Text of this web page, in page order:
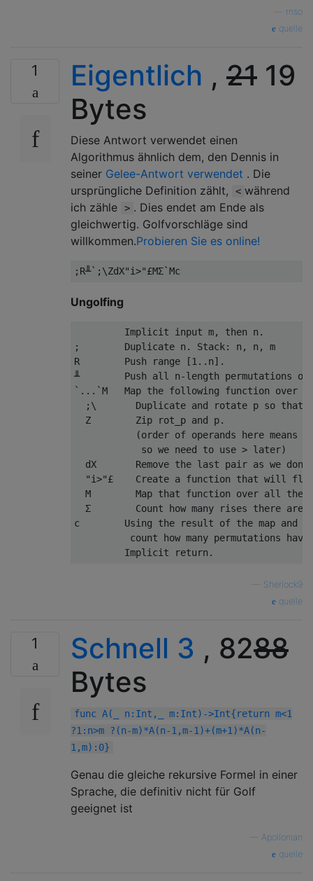
rnso
quelle
1 Eigentlich , 21 19
Bytes
Diese Antwort verwendet einen
Algorithmus ähnlich dem, den Dennis in
seiner Gelee-Antwort verwendet . Die
ursprüngliche Definition zählt,
< während
ich zähle
> . Dies endet am Ende als
gleichwertig. Golfvorschläge sind
willkommen.Probieren Sie es online!
Ungolfing
         Implicit input m, then n.
;        Duplicate n. Stack: n, n, m
R        Push range [1..n].
╨        Push all n-length permutations of
`...`M   Map the following function over
;\       Duplicate and rotate p so that
  Z        Zip rot_p and p.
(order of operands here means
            so we need to use > later)
dX       Remove the last pair as we
"i>"£    Create a function that will
M        Map that function over all the
Σ        Count how many rises there are
c        Using the result of the map and
count how many permutations have
Sherlock9
quelle
1 Schnell 3 , 8288
Bytes
func A(_ n:Int,_ m:Int)->Int{return m<1
?1:n>m ?(n-m)*A(n-1,m-1)+(m+1)*A(n-
1,m):0}
Genau die gleiche rekursive Formel in einer
Sprache, die definitiv nicht für Golf
geeignet ist
Apollonian
quelle